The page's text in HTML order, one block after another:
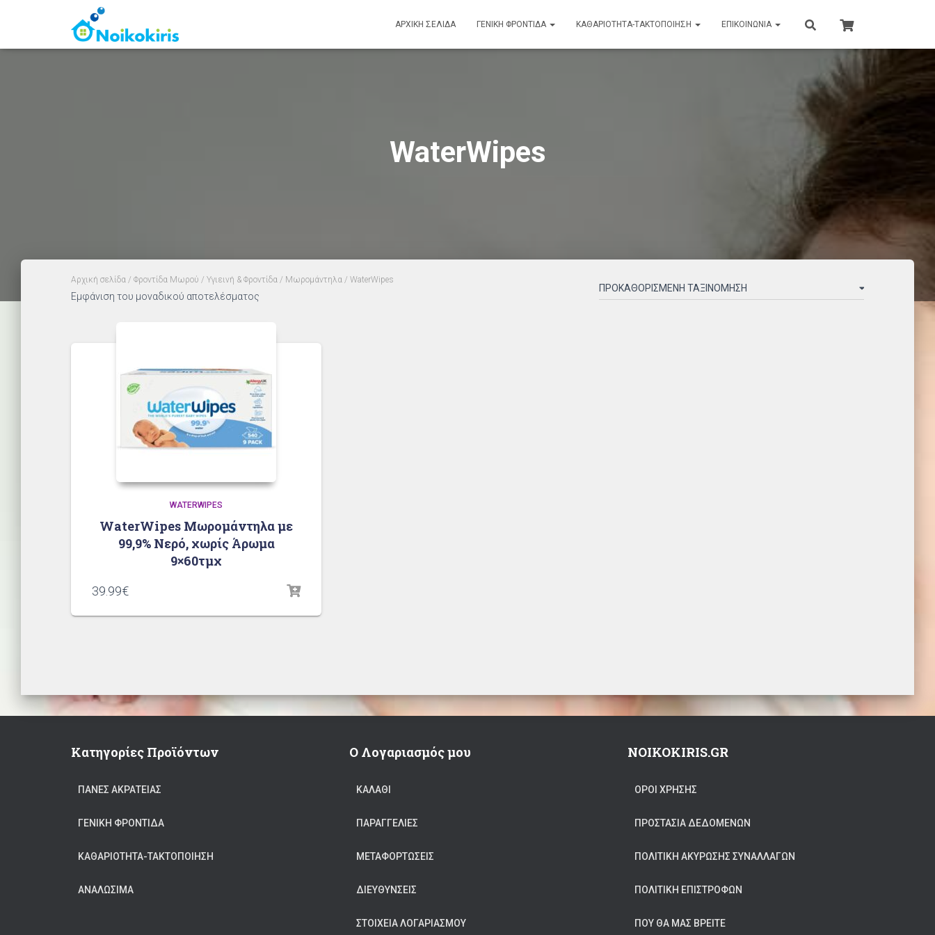
ΑΡΧΙΚΉ ΣΕΛΊΔΑ ΓΕΝΙΚΉ ΦΡΟΝΤΊΔΑ ΚΑΘΑΡΙΟΤΗΤΑ-ΤΑΚΤΟΠΟΙΗΣΗ ΕΠΙΚΟΙΝΩΝΊΑ
WaterWipes
Αρχική σελίδα / Φροντίδα Μωρού / Υγιεινή & Φροντίδα / Μωρομάντηλα / WaterWipes
Εμφάνιση του μοναδικού αποτελέσματος
WATERWIPES
WaterWipes Μωρομάντηλα με
99,9% Νερό, χωρίς Άρωμα
9×60τμχ
39.99€
Κατηγορίες Προϊόντων
ΠΆΝΕΣ ΑΚΡΆΤΕΙΑΣ
ΓΕΝΙΚΉ ΦΡΟΝΤΊΔΑ
ΚΑΘΑΡΙΟΤΗΤΑ-ΤΑΚΤΟΠΟΙΗΣΗ
ΑΝΑΛΏΣΙΜΑ
Ο Λογαριασμός μου
ΚΑΛΆΘΙ
ΠΑΡΑΓΓΕΛΊΕΣ
ΜΕΤΑΦΟΡΤΏΣΕΙΣ
ΔΙΕΥΘΎΝΣΕΙΣ
ΣΤΟΙΧΕΊΑ ΛΟΓΑΡΙΑΣΜΟΎ
NOIKOKIRIS.GR
ΟΡΟΙ ΧΡΗΣΗΣ
ΠΡΟΣΤΑΣΊΑ ΔΕΔΟΜΈΝΩΝ
ΠΟΛΙΤΙΚΉ ΑΚΎΡΩΣΗΣ ΣΥΝΑΛΛΑΓΏΝ
ΠΟΛΙΤΙΚΉ ΕΠΙΣΤΡΟΦΏΝ
ΠΟΥ ΘΑ ΜΑΣ ΒΡΕΊΤΕ